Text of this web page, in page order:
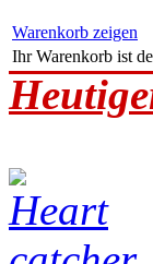
Warenkorb zeigen
Ihr Warenkorb ist